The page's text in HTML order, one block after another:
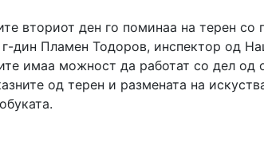
вториот ден го поминаа на терен
дин Пламен Тодоров, инспектор од
имаа можност да работат со дел од
од терен и размената на